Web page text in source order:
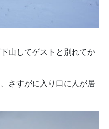
山してゲストと別れてか
さすがに入り口に人が居